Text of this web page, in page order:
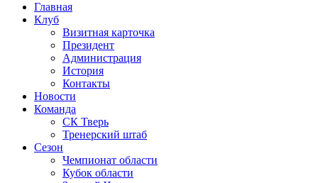
Главная
Клуб
Визитная карточка
Президент
Администрация
История
Контакты
Новости
Команда
СК Тверь
Тренерский штаб
Сезон
Чемпионат области
Кубок области